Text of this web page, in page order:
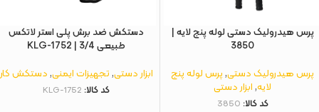
پرس هیدرولیک دستی لوله پنج لایه |
3850
پرس هیدرولیک دستی,پرس لوله پنج
لایه,ابزار دستی
کد کالا: 3850
دستکش ضد برش پلی استر لاتکس
طبیعی 3/4 | KLG-1752
ابزار دستی,تجهیزات ایمنی,دستکش کار
کد کالا: KLG-1752